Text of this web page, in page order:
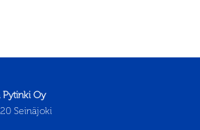
Oy
Seinäjoki